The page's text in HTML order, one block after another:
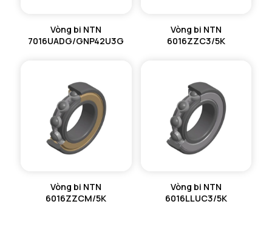
Vòng bi NTN
7016UADG/GNP42U3G
Vòng bi NTN
6016ZZC3/5K
Vòng bi NTN
6016ZZCM/5K
Vòng bi NTN
6016LLUC3/5K